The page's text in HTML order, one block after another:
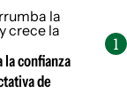
la confianza
de